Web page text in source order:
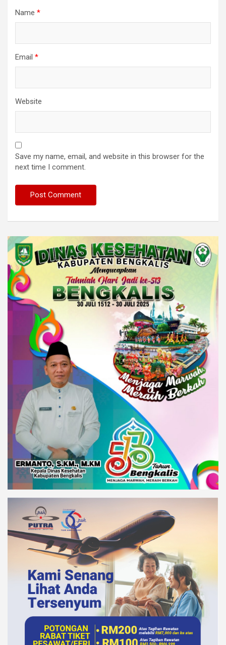
Name *
Email *
Website
Save my name, email, and website in this browser for the
next time I comment.